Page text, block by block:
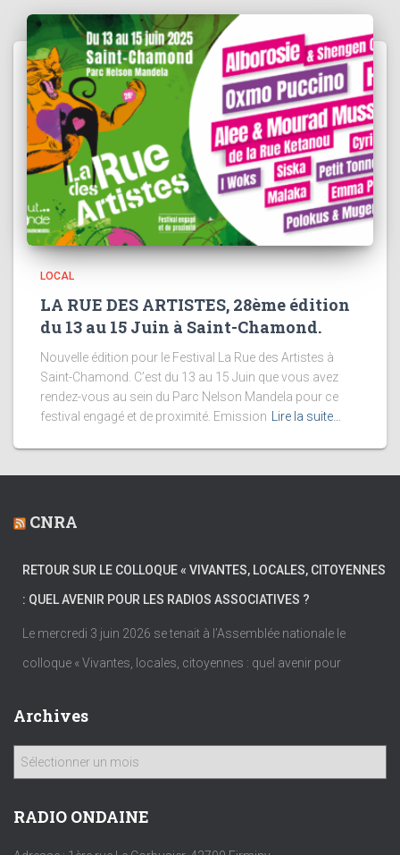
LOCAL
LA RUE DES ARTISTES, 28ème édition
du 13 au 15 Juin à Saint-Chamond.
Nouvelle édition pour le Festival La Rue des Artistes à
Saint-Chamond. C’est du 13 au 15 Juin que vous avez
rendez-vous au sein du Parc Nelson Mandela pour ce
festival engagé et de proximité. Emission
Lire la suite…
CNRA
RETOUR SUR LE COLLOQUE « VIVANTES, LOCALES, CITOYENNES
: QUEL AVENIR POUR LES RADIOS ASSOCIATIVES ?
Le mercredi 3 juin 2026 se tenait à l’Assemblée nationale le
colloque « Vivantes, locales, citoyennes : quel avenir pour
Archives
h
RADIO ONDAINE